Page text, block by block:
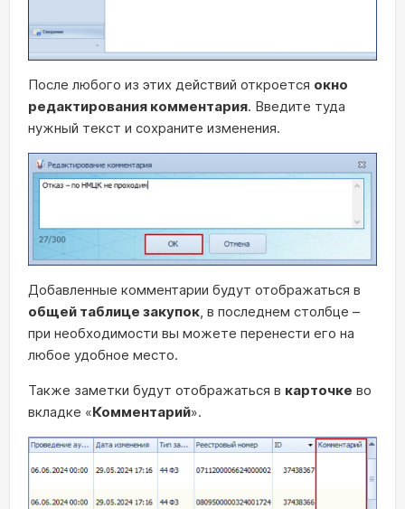
После любого из этих действий откроется окно
редактирования комментария. Введите туда
нужный текст и сохраните изменения.
Добавленные комментарии будут отображаться в
общей таблице закупок, в последнем столбце –
при необходимости вы можете перенести его на
любое удобное место.
Также заметки будут отображаться в карточке во
вкладке «Комментарий».